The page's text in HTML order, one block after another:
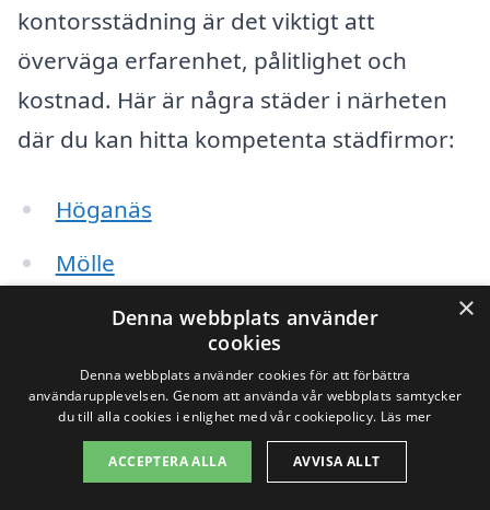
kontorsstädning är det viktigt att
överväga erfarenhet, pålitlighet och
kostnad. Här är några städer i närheten
där du kan hitta kompetenta städfirmor:
Höganäs
Mölle
Nyhamnsläge
Brunnby
Viken
Åsa
×
Denna webbplats använder
cookies
Denna webbplats använder cookies för att förbättra
användarupplevelsen. Genom att använda vår webbplats samtycker
du till alla cookies i enlighet med vår cookiepolicy. Läs mer
ACCEPTERA ALLA AVVISA ALLT